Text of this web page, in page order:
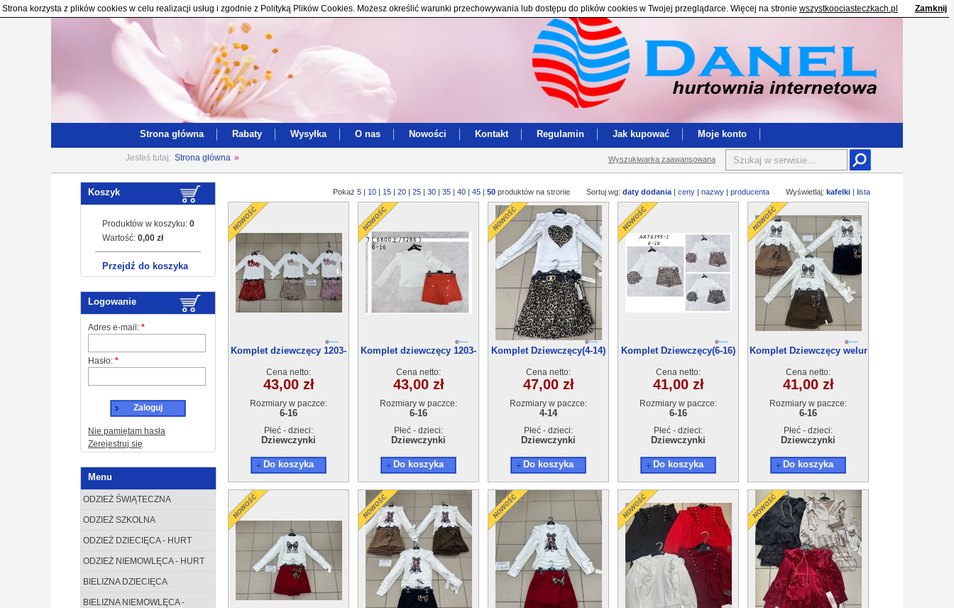
Strona korzysta z plików cookies w celu realizacji usług i zgodnie z Polityką Plików Cookies. Możesz określić warunki przechowywania lub dostępu do plików cookies w Twojej przeglądarce. Więcej na stronie wszystkoociasteczkach.pl Zamknij
Wyszukiwarka zaawansowana
Strona główna Rabaty Wysyłka O nas Nowości Kontakt Regulamin Jak kupować Moje konto
Jesteś tutaj: Strona główna »
Koszyk
Produktów w koszyku: 0
Wartość: 0,00 zł
Przejdź do koszyka
Logowanie
Adres e-mail: *
Hasło: *
Zaloguj
Nie pamiętam hasła
Zerejestruj się
Menu
ODZIEŻ ŚWIĄTECZNA
ODZIEŻ SZKOLNA
ODZIEŻ DZIECIĘCA - HURT
ODZIEŻ NIEMOWLĘCA - HURT
BIELIZNA DZIECIĘCA
BIELIZNA NIEMOWLĘCA -
Pokaż 5 | 10 | 15 | 20 | 25 | 30 | 35 | 40 | 45 | 50 produktów na stronie Sortuj wg: daty dodania | ceny | nazwy | producenta Wyświetlaj: kafelki | lista
Komplet dziewczęcy 1203-
Cena netto:
43,00 zł
Rozmiary w paczce:
6-16
Płeć - dzieci:
Dziewczynki
Do koszyka
Komplet dziewczęcy 1203-
Cena netto:
43,00 zł
Rozmiary w paczce:
6-16
Płeć - dzieci:
Dziewczynki
Do koszyka
Komplet Dziewczęcy(4-14)
Cena netto:
47,00 zł
Rozmiary w paczce:
4-14
Płeć - dzieci:
Dziewczynki
Do koszyka
Komplet Dziewczęcy(6-16)
Cena netto:
41,00 zł
Rozmiary w paczce:
6-16
Płeć - dzieci:
Dziewczynki
Do koszyka
Komplet Dziewczęcy welur
Cena netto:
41,00 zł
Rozmiary w paczce:
6-16
Płeć - dzieci:
Dziewczynki
Do koszyka